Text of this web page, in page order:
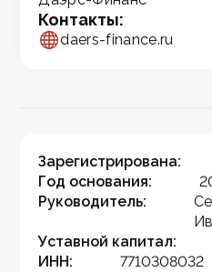
Контакты:
daers-finance.ru
Зарегистрирована:
Год основания:
Руководитель:
Уставной капитал:
ИНН:
7710308032